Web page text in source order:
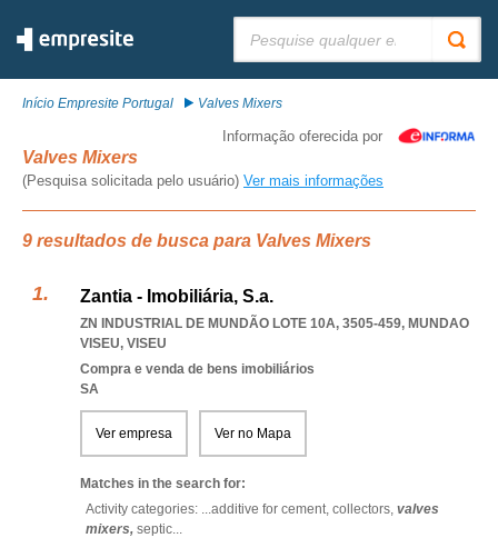
Início Empresite Portugal Valves Mixers
Informação oferecida por
Valves Mixers
(Pesquisa solicitada pelo usuário) Ver mais informações
9 resultados de busca para Valves Mixers
Zantia - Imobiliária, S.a.
ZN INDUSTRIAL DE MUNDÃO LOTE 10A, 3505-459, MUNDAO
VISEU, VISEU
Compra e venda de bens imobiliários
SA
Ver empresa Ver no Mapa
Matches in the search for:
Activity categories: ...additive for cement, collectors, valves
mixers, septic...